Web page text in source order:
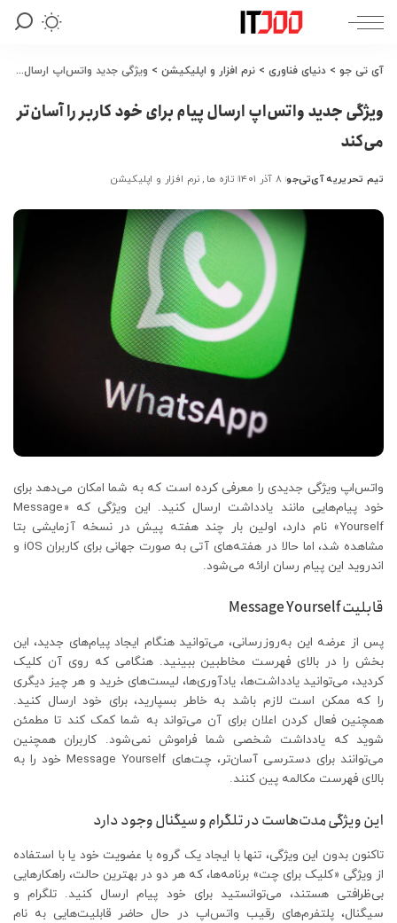
آی تی جو > دنیای فناوری > نرم افزار و اپلیکیشن > ویژگی جدید واتس‌اپ ارسال پیام برای خود کاربر را آسان‌تر می‌کند
ویژگی جدید واتس‌اپ ارسال پیام برای خود کاربر را آسان‌تر
می‌کند
ارسال
توسط
تیم تحریریه آی‌تی‌جو ۸ آذر ۱۴۰۱ تازه ها نرم افزار و اپلیکیشن
واتس‌اپ ویژگی جدیدی را معرفی کرده است که به شما امکان می‌‌دهد برای
خود پیام‌هایی مانند یادداشت ارسال کنید. این ویژگی که «Message
Yourself» نام دارد، اولین بار چند هفته پیش در نسخه آزمایشی بتا
مشاهده شد، اما حالا در هفته‌های آتی به صورت جهانی برای کاربران iOS و
اندروید این پیام رسان ارائه می‌شود.
قابلیت Message Yourself
پس از عرضه این به‌روزرسانی، می‌توانید هنگام ایجاد پیام‌های جدید، این
بخش را در بالای فهرست مخاطبین ببینید. هنگامی که روی آن کلیک
کردید، می‌توانید یادداشت‌ها، یادآوری‌ها، لیست‌های خرید و هر چیز دیگری
را که ممکن است لازم باشد به خاطر بسپارید، برای خود ارسال کنید.
همچنین فعال کردن اعلان برای آن می‌تواند به شما کمک کند تا مطمئن
شوید که یادداشت شخصی شما فراموش نمی‌شود. کاربران همچنین
می‌توانند برای دسترسی آسان‌تر، چت‌های Message Yourself خود را به
بالای فهرست مکالمه پین ​​کنند.
این ویژگی مدت‌هاست در تلگرام و سیگنال وجود دارد
تاکنون بدون این ویژگی، تنها با ایجاد یک گروه با عضویت خود یا با استفاده
از ویژگی «کلیک برای چت» برنامه‌ها، که هر دو در بهترین حالت، راهکارهایی
بی‌ظرافتی هستند، می‌توانستید برای خود پیام ارسال کنید. تلگرام و
سیگنال، پلتفرم‌های رقیب واتس‌اپ در حال حاضر قابلیت‌هایی به نام